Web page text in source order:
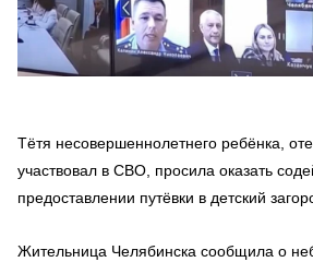
Тётя несовершеннолетнего ребёнка,
участвовал в СВО, просила оказать
предоставлении путёвки в детский
Жительница Челябинска сообщила о